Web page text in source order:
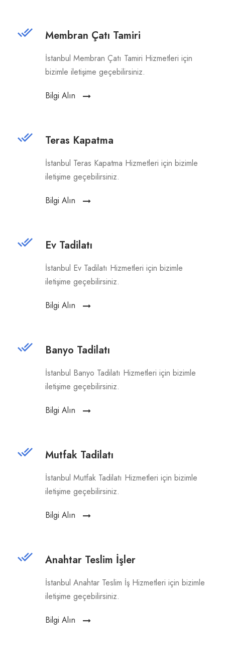
Membran Çatı Tamiri
İstanbul Membran Çatı Tamiri Hizmetleri için
bizimle iletişime geçebilirsiniz.
Bilgi Alın
Teras Kapatma
İstanbul Teras Kapatma Hizmetleri için bizimle
iletişime geçebilirsiniz.
Bilgi Alın
Ev Tadilatı
İstanbul Ev Tadilatı Hizmetleri için bizimle
iletişime geçebilirsiniz.
Bilgi Alın
Banyo Tadilatı
İstanbul Banyo Tadilatı Hizmetleri için bizimle
iletişime geçebilirsiniz.
Bilgi Alın
Mutfak Tadilatı
İstanbul Mutfak Tadilatı Hizmetleri için bizimle
iletişime geçebilirsiniz.
Bilgi Alın
Anahtar Teslim İşler
İstanbul Anahtar Teslim İş Hizmetleri için bizimle
iletişime geçebilirsiniz.
Bilgi Alın